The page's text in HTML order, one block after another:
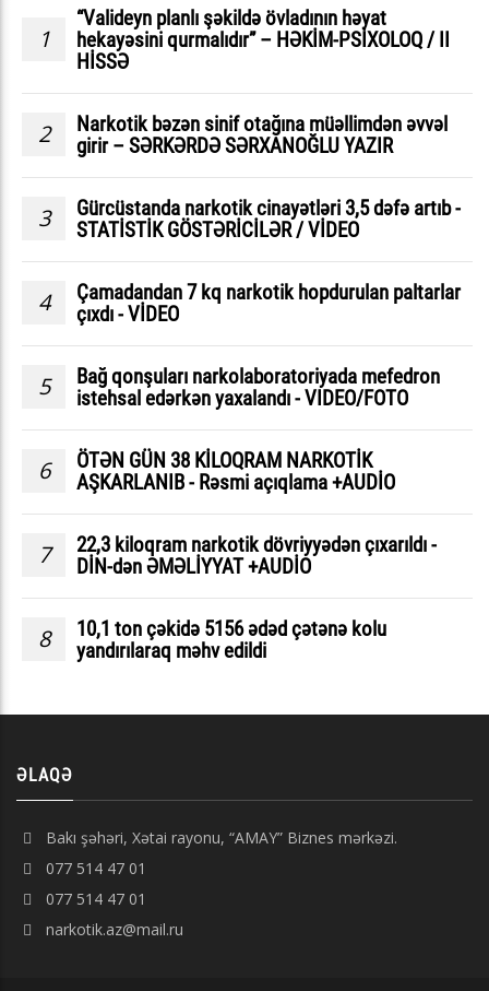
1
“Valideyn planlı şəkildə övladının həyat
hekayəsini qurmalıdır” – HƏKİM-PSİXOLOQ / II
HİSSƏ
2
Narkotik bəzən sinif otağına müəllimdən əvvəl
girir – SƏRKƏRDƏ SƏRXANOĞLU YAZIR
3
Gürcüstanda narkotik cinayətləri 3,5 dəfə artıb -
STATİSTİK GÖSTƏRİCİLƏR / VİDEO
4
Çamadandan 7 kq narkotik hopdurulan paltarlar
çıxdı - VİDEO
5
Bağ qonşuları narkolaboratoriyada mefedron
istehsal edərkən yaxalandı - VIDEO/FOTO
6
ÖTƏN GÜN 38 KİLOQRAM NARKOTİK
AŞKARLANIB - Rəsmi açıqlama +AUDİO
7
22,3 kiloqram narkotik dövriyyədən çıxarıldı -
DİN-dən ƏMƏLİYYAT +AUDİO
8
10,1 ton çəkidə 5156 ədəd çətənə kolu
yandırılaraq məhv edildi
ƏLAQƏ
Bakı şəhəri, Xətai rayonu, “AMAY” Biznes mərkəzi.
077 514 47 01
077 514 47 01
narkotik.az@mail.ru